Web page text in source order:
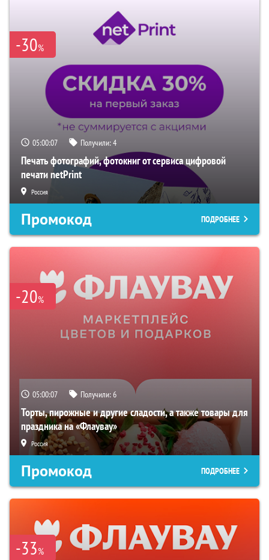
-30%
05:00:06 Получили:4
Печать фотографий, фотокниг от сервиса цифровой
печати netPrint
Россия
Промокод ПОДРОБНЕЕ
-20%
05:00:06 Получили:6
Торты, пирожные и другие сладости, а также товары для
праздника на «Флаувау»
Россия
Промокод ПОДРОБНЕЕ
-33%